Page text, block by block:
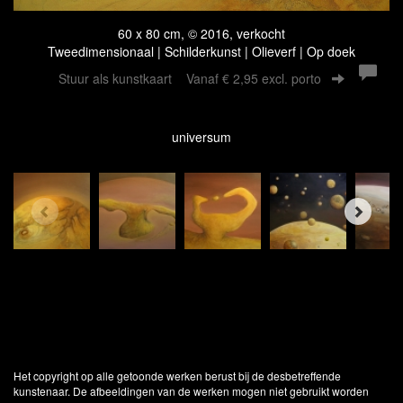
60 x 80 cm, © 2016, verkocht
Tweedimensionaal | Schilderkunst | Olieverf | Op doek
Stuur als kunstkaart Vanaf € 2,95 excl. porto
universum
Het copyright op alle getoonde werken berust bij de desbetreffende
kunstenaar. De afbeeldingen van de werken mogen niet gebruikt worden